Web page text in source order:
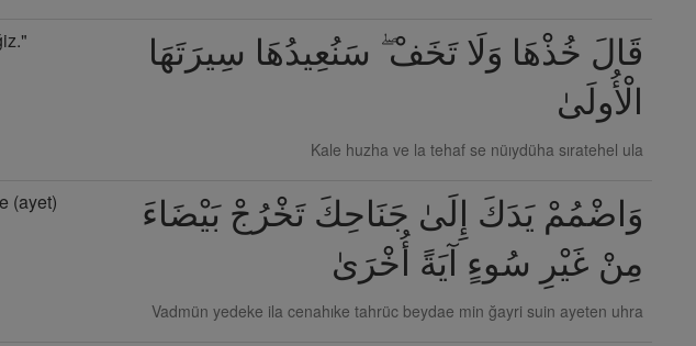
قَالَ خُذْهَا وَلَا تَخَفْ ۖ سَنُعِيدُهَا سِيرَتَهَا
الْأُولَىٰ
Kale huzha ve la tehaf se nüıydüha sıratehel ula
(ayet)
وَاضْمُمْ يَدَكَ إِلَىٰ جَنَاحِكَ تَخْرُجْ بَيْضَاءَ
مِنْ غَيْرِ سُوءٍ آيَةً أُخْرَىٰ
Vadmün yedeke ila cenahıke tahrüc beydae min ğayri suin ayeten uhra